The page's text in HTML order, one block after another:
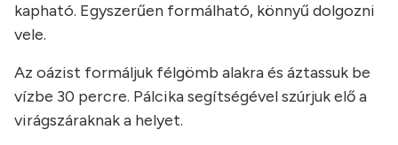
kapható. Egyszerűen formálható, könnyű dolgozni
vele.
Az oázist formáljuk félgömb alakra és áztassuk be
vízbe 30 percre. Pálcika segítségével szúrjuk elő a
virágszáraknak a helyet.